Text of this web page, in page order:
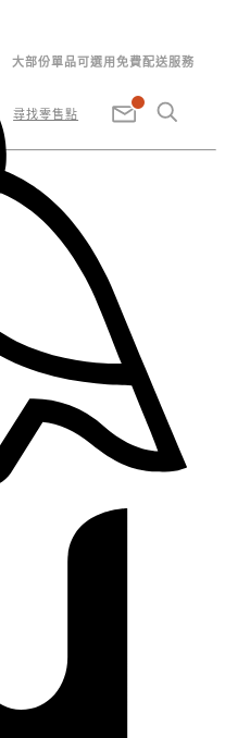
大部份單品可選用免費配送服務
尋找零售點